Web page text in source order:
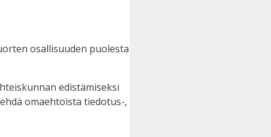
osallisuuden puolesta
edistämiseksi
omaehtoista tiedotus-,